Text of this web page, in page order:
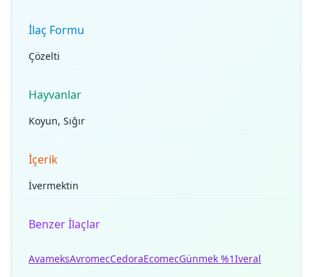
İlaç Formu
Çözelti
Hayvanlar
Koyun, Sığır
İçerik
İvermektin
Benzer İlaçlar
AvameksAvromecCedoraEcomecGünmek %1Iveral